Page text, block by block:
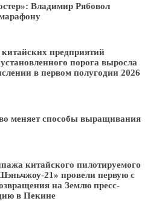
Владимир Рябовол
предприятий
порога выросла
в первом полугодии 2026
меняет способы выращивания
китайского пилотируемого
21» провели первую с
на Землю пресс-
в Пекине